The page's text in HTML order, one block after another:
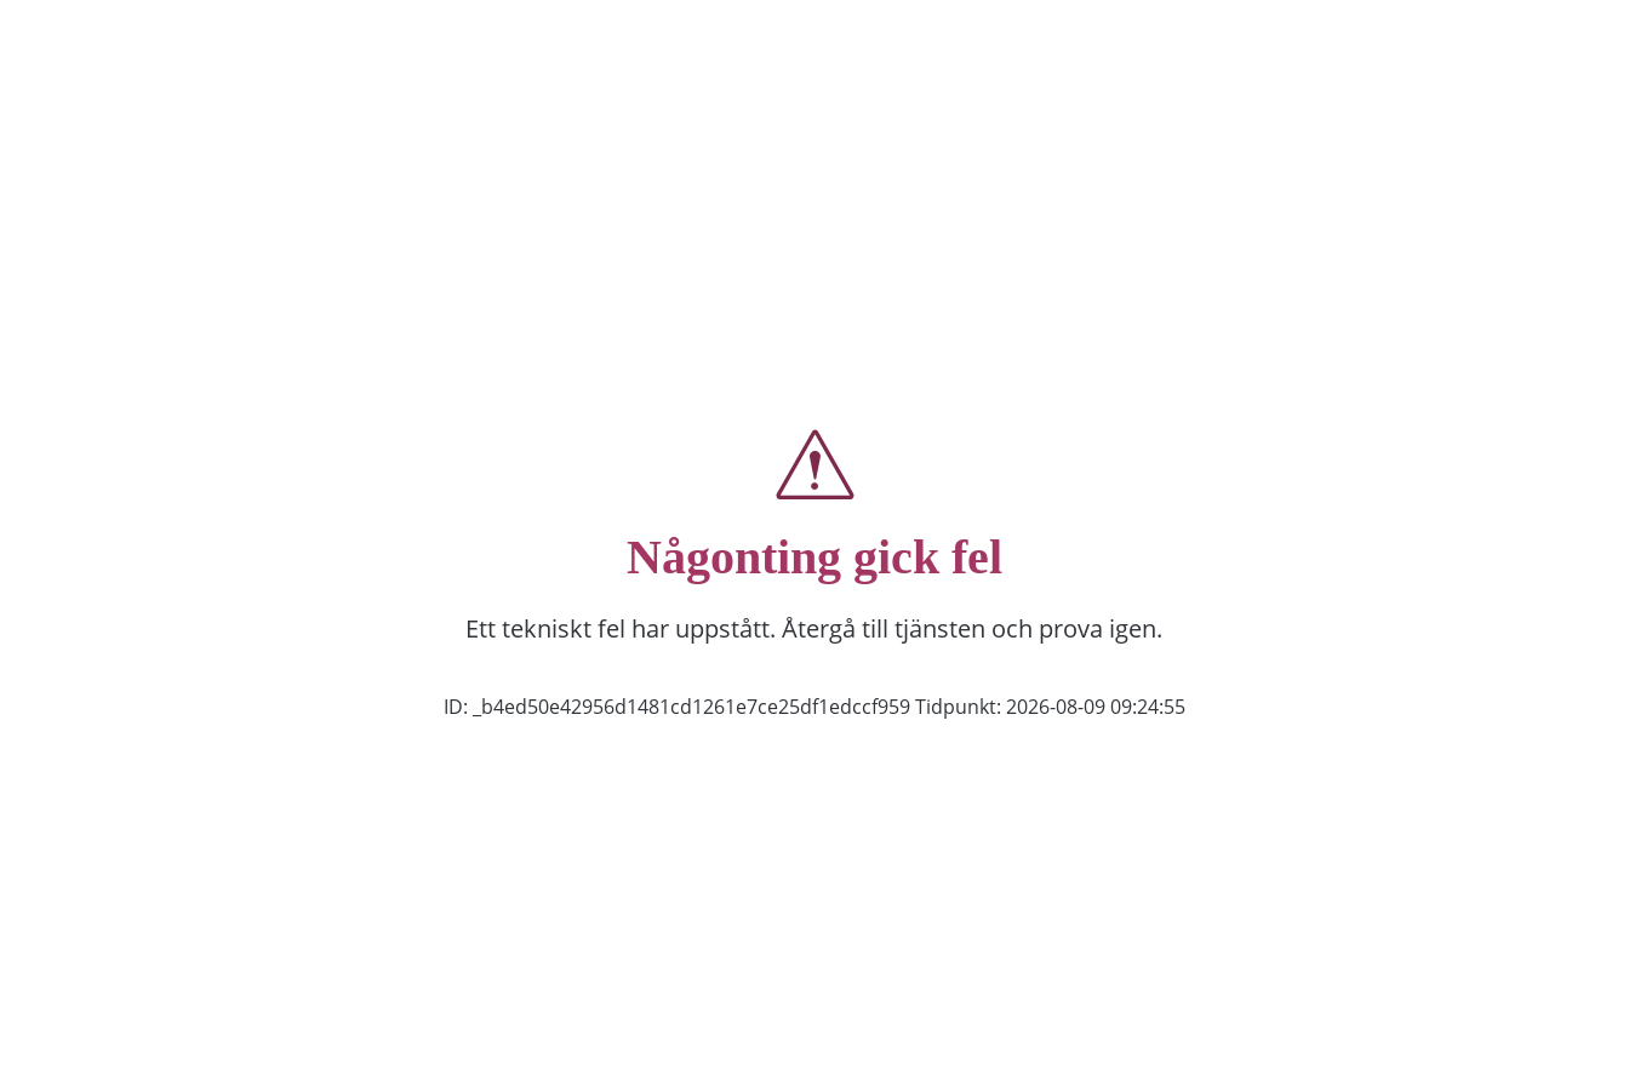
Någonting gick fel
Ett tekniskt fel har uppstått. Återgå till tjänsten och prova igen.
ID: _b4ed50e42956d1481cd1261e7ce25df1edccf959Tidpunkt: 2026-08-09 09:24:55